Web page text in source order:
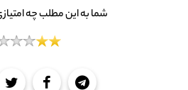
شما به این مطلب چه